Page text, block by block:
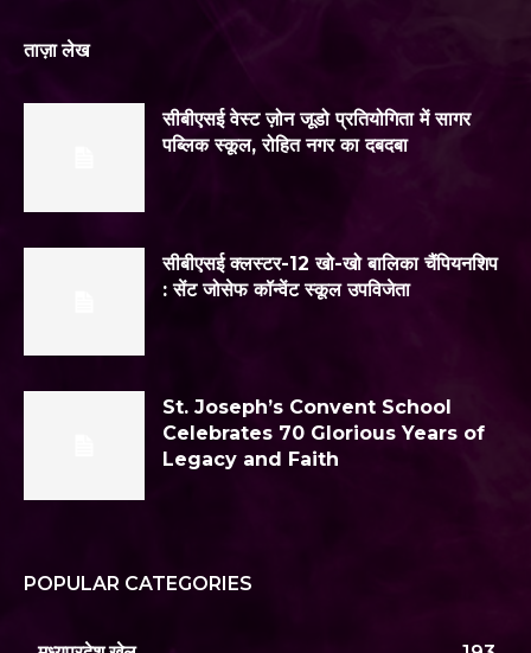
ताज़ा लेख
सीबीएसई वेस्ट ज़ोन जूडो प्रतियोगिता में सागर
पब्लिक स्कूल, रोहित नगर का दबदबा
सीबीएसई क्लस्टर-12 खो-खो बालिका चैंपियनशिप
: सेंट जोसेफ कॉन्वेंट स्कूल उपविजेता
St. Joseph’s Convent School
Celebrates 70 Glorious Years of
Legacy and Faith
POPULAR CATEGORIES